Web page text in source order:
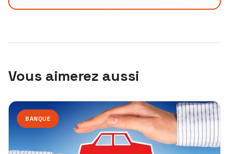
Vous aimerez aussi
BANQUE